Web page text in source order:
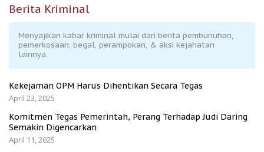
Berita Kriminal
Menyajikan kabar kriminal mulai dari berita pembunuhan,
pemerkosaan, begal, perampokan, & aksi kejahatan
lainnya.
Kekejaman OPM Harus Dihentikan Secara Tegas
April 23, 2025
Komitmen Tegas Pemerintah, Perang Terhadap Judi Daring
Semakin Digencarkan
April 11, 2025